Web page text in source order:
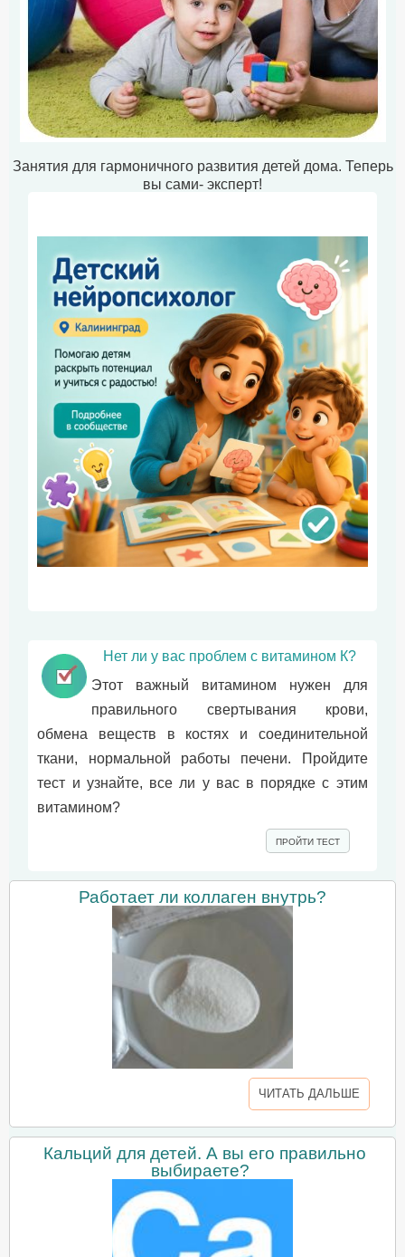
Занятия для гармоничного развития детей дома. Теперь
вы сами- эксперт!
Нет ли у вас проблем с витамином К?
Этот важный витамином нужен для
правильного свертывания крови,
обмена веществ в костях и соединительной
ткани, нормальной работы печени. Пройдите
тест и узнайте, все ли у вас в порядке с этим
витамином?
ПРОЙТИ ТЕСТ
Работает ли коллаген внутрь?
ЧИТАТЬ ДАЛЬШЕ
Кальций для детей. А вы его правильно
выбираете?